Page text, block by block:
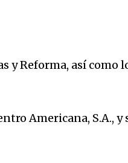
y Reforma, así como
Americana, S.A., y